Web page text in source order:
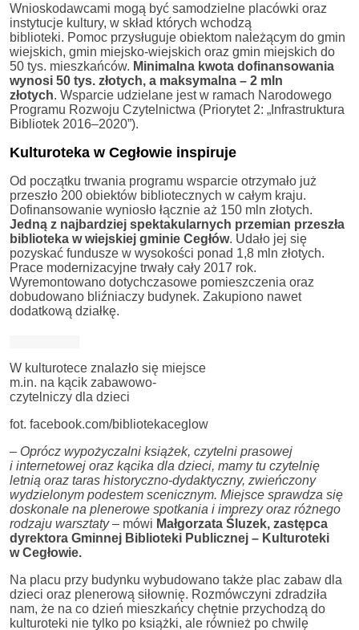
Wnioskodawcami mogą być samodzielne placówki oraz
instytucje kultury, w skład których wchodzą
biblioteki. Pomoc przysługuje obiektom należącym do gmin
wiejskich, gmin miejsko-wiejskich oraz gmin miejskich do
50 tys. mieszkańców. Minimalna kwota dofinansowania
wynosi 50 tys. złotych, a maksymalna – 2 mln
złotych. Wsparcie udzielane jest w ramach Narodowego
Programu Rozwoju Czytelnictwa (Priorytet 2: „Infrastruktura
Bibliotek 2016–2020”).
Kulturoteka w Cegłowie inspiruje
Od początku trwania programu wsparcie otrzymało już
przeszło 200 obiektów bibliotecznych w całym kraju.
Dofinansowanie wyniosło łącznie aż 150 mln złotych.
Jedną z najbardziej spektakularnych przemian przeszła
biblioteka w wiejskiej gminie Cegłów. Udało jej się
pozyskać fundusze w wysokości ponad 1,8 mln złotych.
Prace modernizacyjne trwały cały 2017 rok.
Wyremontowano dotychczasowe pomieszczenia oraz
dobudowano bliźniaczy budynek. Zakupiono nawet
dodatkową działkę.
W kulturotece znalazło się miejsce
m.in. na kącik zabawowo-
czytelniczy dla dzieci
fot. facebook.com/bibliotekaceglow
– Oprócz wypożyczalni książek, czytelni prasowej
i internetowej oraz kącika dla dzieci, mamy tu czytelnię
letnią oraz taras historyczno-dydaktyczny, zwieńczony
wydzielonym podestem scenicznym. Miejsce sprawdza się
doskonale na plenerowe spotkania i imprezy oraz różnego
rodzaju warsztaty– mówi Małgorzata Śluzek, zastępca
dyrektora Gminnej Biblioteki Publicznej – Kulturoteki
w Cegłowie.
Na placu przy budynku wybudowano także plac zabaw dla
dzieci oraz plenerową siłownię. Rozmówczyni zdradziła
nam, że na co dzień mieszkańcy chętnie przychodzą do
kulturoteki nie tylko po książki, ale również po chwilę